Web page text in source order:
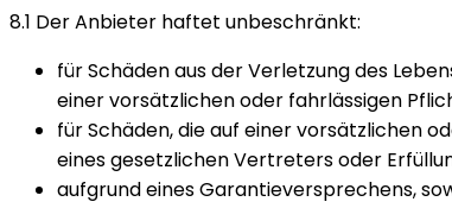
8.1 Der Anbieter haftet unbeschränkt:
für Schäden aus der Verletzung des
einer vorsätzlichen oder fahrlässigen
für Schäden, die auf einer vorsätzlichen
eines gesetzlichen Vertreters oder
aufgrund eines Garantieversprechens,